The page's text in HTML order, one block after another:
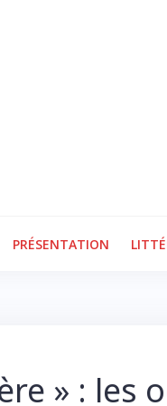
PRÉSENTATION
» : les